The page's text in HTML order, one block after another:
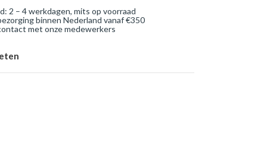
2 – 4 werkdagen, mits op voorraad
binnen Nederland vanaf €350
met onze medewerkers